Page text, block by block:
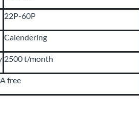
22P-60P
Calendering
2500 t/month
free